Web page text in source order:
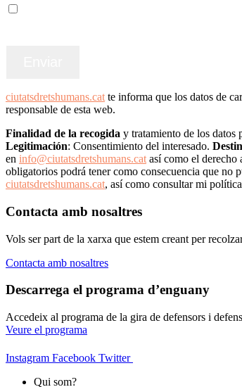
ciutatsdretshumans.cat te informa que los datos de
responsable de esta web.
Finalidad de la recogida y tratamiento de los datos
Legitimación: Consentimiento del interesado.
en info@ciutatsdretshumans.cat así como el derecho
obligatorios podrá tener como consecuencia que no
ciutatsdretshumans.cat, así como consultar mi
Contacta amb nosaltres
Vols ser part de la xarxa que estem creant per
Contacta amb nosaltres
Descarrega el programa d’enguany
Accedeix al programa de la gira de defensors i
Veure el programa
Instagram Facebook Twitter
Qui som?